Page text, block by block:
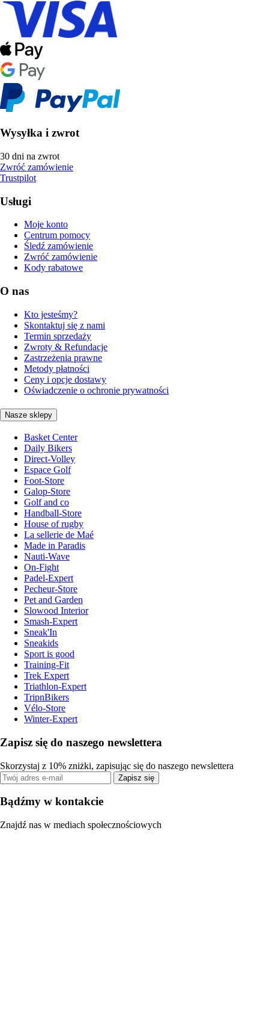
Wysyłka i zwrot
30 dni na zwrot
Zwróć zamówienie
Trustpilot
Usługi
Moje konto
Centrum pomocy
Śledź zamówienie
Zwróć zamówienie
Kody rabatowe
O nas
Kto jesteśmy?
Skontaktuj się z nami
Termin sprzedaży
Zwroty & Refundacje
Zastrzeżenia prawne
Metody płatności
Ceny i opcje dostawy
Oświadczenie o ochronie prywatności
Nasze sklepy
Basket Center
Daily Bikers
Direct-Volley
Espace Golf
Foot-Store
Galop-Store
Golf and co
Handball-Store
House of rugby
La sellerie de Maé
Made in Paradis
Nauti-Wave
On-Fight
Padel-Expert
Pecheur-Store
Pet and Garden
Slowood Interior
Smash-Expert
Sneak'In
Sneakids
Sport is good
Training-Fit
Trek Expert
Triathlon-Expert
TripnBikers
Vélo-Store
Winter-Expert
Zapisz się do naszego newslettera
Skorzystaj z 10% zniżki, zapisując się do naszego newslettera
Zapisz się
Bądźmy w kontakcie
Znajdź nas w mediach społecznościowych